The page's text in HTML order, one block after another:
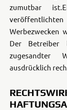
zumutbar ist.
Werbezwecken
Der
zugesandter
ausdrücklich